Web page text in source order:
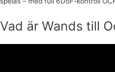
Vad är Wands till